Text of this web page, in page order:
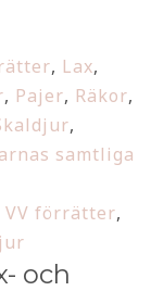
, Lax,
, Pajer, Räkor,
,
samtliga
VV förrätter,
och